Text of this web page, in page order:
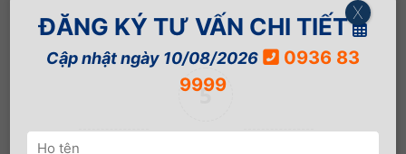
5
ĐĂNG KÝ TƯ VẤN CHI TIẾT
Cập nhật ngày 10/08/2026
0936 83
9999
X